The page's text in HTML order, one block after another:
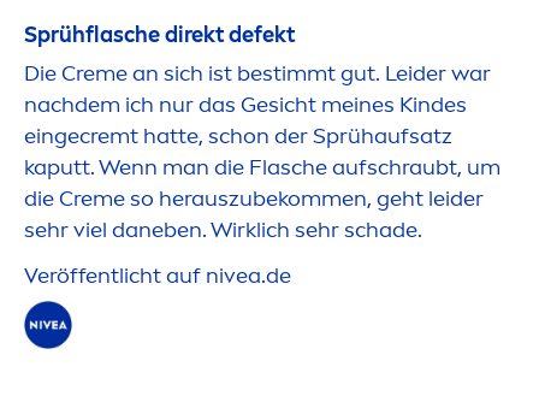
Sprühflasche direkt defekt
Die Cremean sich ist bestimmt gut. Leider war
nachdem ich nur das Gesicht meines Kindes
eingecremt hatte, schon der Sprühaufsatz
kaputt. Wenn man die Flasche aufschraubt, um
die Cremeso herauszubekommen, geht leider
sehr viel daneben. Wirklich sehr schade.
Veröffentlicht auf nivea.de